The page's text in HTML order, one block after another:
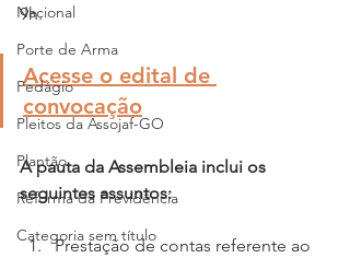
Nacional
Porte de Arma
Pedágio
Pleitos da Assojaf-GO
Plantão
Reforma da Previdência
Categoria sem título
9h.
Acesse o edital de
convocação
A pauta da Assembleia inclui os
seguintes assuntos:
Prestação de contas referente ao